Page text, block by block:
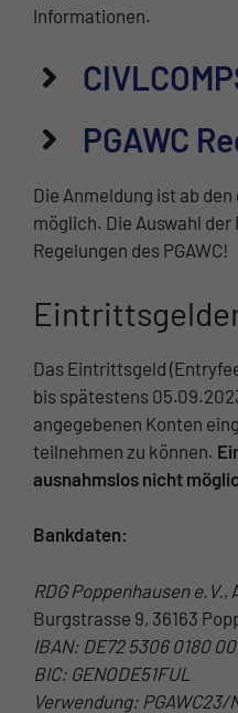
Informationen.
PGAWC
Die Anmeldung ist ab
möglich. Die Auswahl
Regelungen des PGAWC!
Das Eintrittsgeld
bis spätestens
angegebenen Konten
teilnehmen zu können.
ausnahmslos nicht
Bankdaten:
RDG Poppenhausen e.V. ,
Burgstrasse 9, 36163
IBAN: DE72 5306 0180
BIC: GENODE51FUL
Verwendung: PGAWC23/